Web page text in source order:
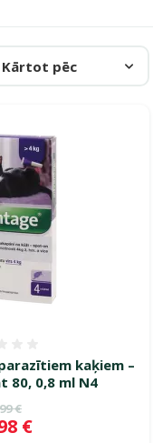
Kārtot pēc
kaķiem –
80, 0,8 ml N4
cena
€
€